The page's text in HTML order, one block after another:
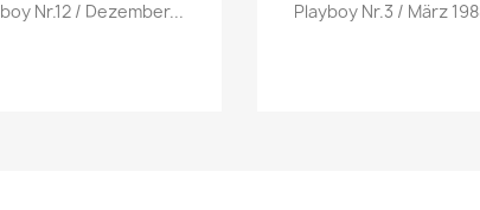
Nr.12 / Dezember... 
Playboy Nr.3 / März